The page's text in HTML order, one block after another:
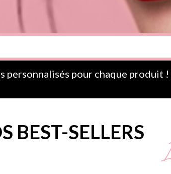
personnalisés pour chaque produit !
BEST-SELLERS